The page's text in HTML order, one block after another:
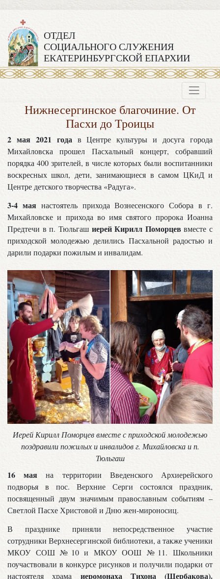
ОТДЕЛ
СОЦИАЛЬНОГО СЛУЖЕНИЯ
ЕКАТЕРИНБУРГСКОЙ ЕПАРХИИ
Нижнесергинское благочиние. От
Пасхи до Троицы
2 мая 2021 года в Центре культуры и досуга города
Михайловска прошел Пасхальный концерт, собравший
порядка 400 зрителей, в числе которых были воспитанники
воскресных школ, дети, занимающиеся в самом ЦКиД и
Центре детского творчества «Радуга».
3-4 маянастоятель прихода Вознесенского Собора в г.
Михайловске и прихода во имя святого пророка Иоанна
Предтечи в п. Тюльгаш иерей Кирилл Поморцев вместе с
приходской молодежью делились Пасхальной радостью и
дарили подарки пожилым и инвалидам.
Иерей Кирилл Поморцев вместе с приходской молодежью
поздравили пожилых и инвалидов г. Михайловска и п.
Тюльгаш
16 мая на территории Введенского Архиерейского
подворья в пос. Верхние Серги состоялся праздник,
посвященный двум значимым православным событиям –
Светлой Пасхе Христовой и Дню жен-мироносиц.
В празднике приняли непосредственное участие
сотрудники Верхнесергинской библиотеки, а также ученики
МКОУ СОШ №10 и МКОУ ООШ №11. Школьники
поучаствовали в конкурсе рисунков и получили подарки от
настоятеля храма иеромонаха Тихона (Щербакова).